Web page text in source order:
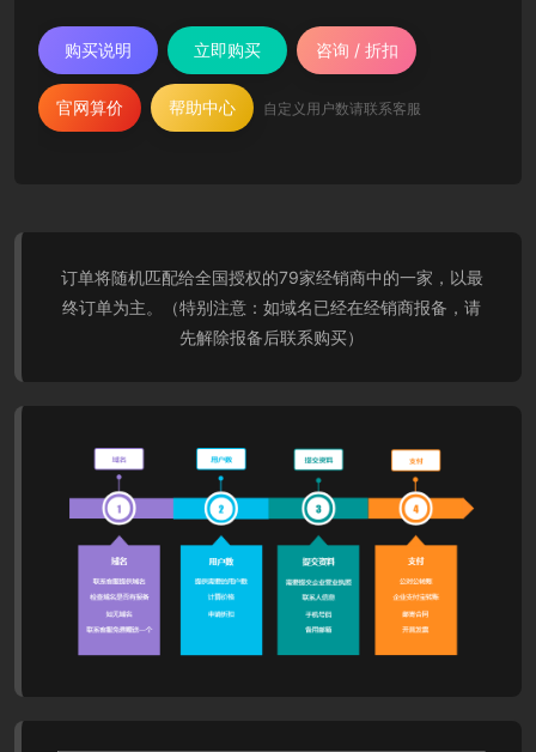
购买说明 立即购买 咨询 / 折扣
官网算价 帮助中心 自定义用户数请联系客服
订单将随机匹配给全国授权的79家经销商中的一家，以最
终订单为主。（特别注意：如域名已经在经销商报备，请
先解除报备后联系购买）